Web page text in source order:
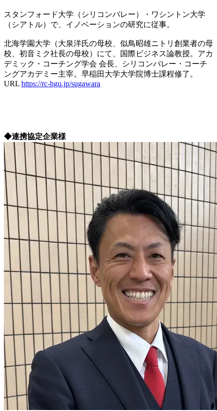
スタンフォード大学（シリコンバレー）・ワシントン大学
（シアトル）で、イノベーションの研究に従事。
北海学園大学（大泉洋氏の母校、似鳥昭雄ニトリ創業者の母
校、初音ミク社長の母校）にて、国際ビジネス論教授。アカ
デミック・コーチング学会 会長、シリコンバレー・コーチ
ングアカデミー主宰。早稲田大学大学院博士課程修了。
URL https://rc-hgu.jp/sugawara
◆連携協定企業様